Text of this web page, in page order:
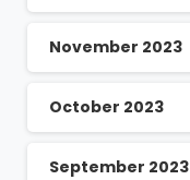
November 2023
October 2023
September 2023